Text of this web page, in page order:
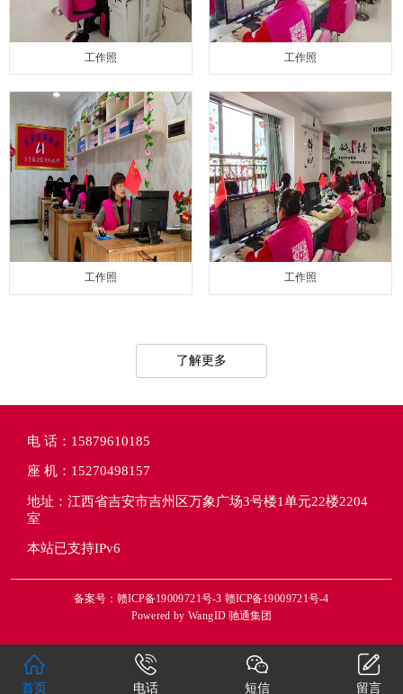
工作照 工作照
工作照 工作照
了解更多
电 话：15879610185
座 机：15270498157
地址：江西省吉安市吉州区万象广场3号楼1单元22楼2204
室
本站已支持IPv6
备案号：赣ICP备19009721号-3 赣ICP备19009721号-4
Powered by WangID 驰通集团
首页 电话 短信 留言